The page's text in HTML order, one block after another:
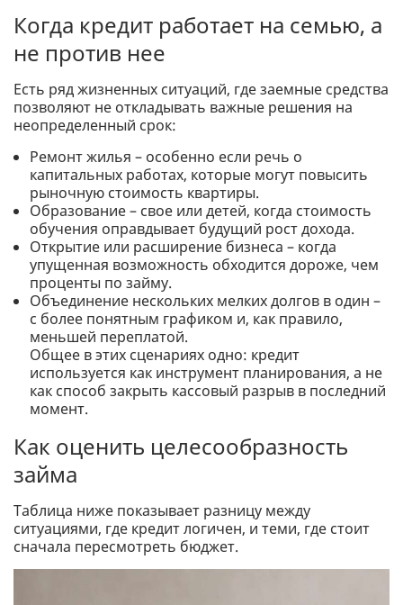
Когда кредит работает на семью, а
не против нее
Есть ряд жизненных ситуаций, где заемные средства
позволяют не откладывать важные решения на
неопределенный срок:
Ремонт жилья – особенно если речь о
капитальных работах, которые могут повысить
рыночную стоимость квартиры.
Образование – свое или детей, когда стоимость
обучения оправдывает будущий рост дохода.
Открытие или расширение бизнеса – когда
упущенная возможность обходится дороже, чем
проценты по займу.
Объединение нескольких мелких долгов в один –
с более понятным графиком и, как правило,
меньшей переплатой.
Общее в этих сценариях одно: кредит
используется как инструмент планирования, а не
как способ закрыть кассовый разрыв в последний
момент.
Как оценить целесообразность
займа
Таблица ниже показывает разницу между
ситуациями, где кредит логичен, и теми, где стоит
сначала пересмотреть бюджет.